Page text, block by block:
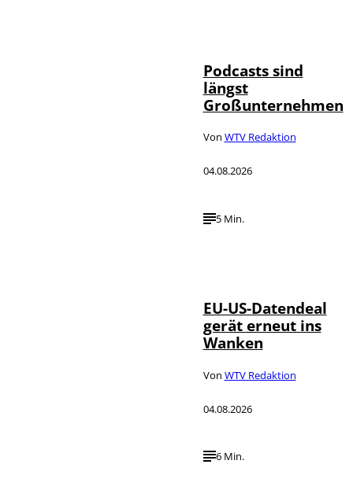
Podcasts sind
längst
Großunternehmen
Von WTV Redaktion
04.08.2026
5 Min.
EU-US-Datendeal
gerät erneut ins
Wanken
Von WTV Redaktion
04.08.2026
6 Min.